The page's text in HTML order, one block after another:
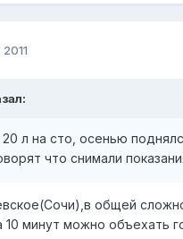
л на сто, осенью
что снимали
общей
минут можно объехать